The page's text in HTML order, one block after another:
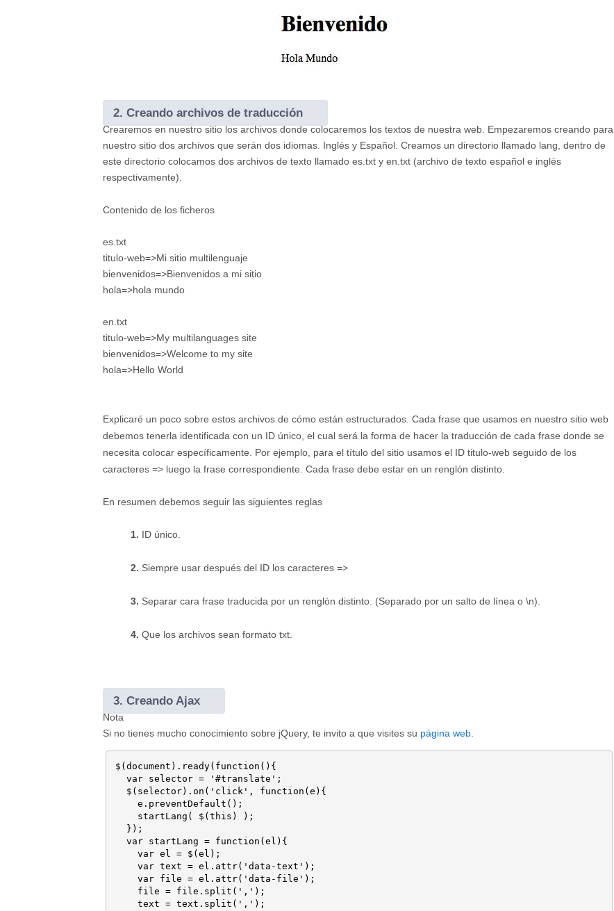
2. Creando archivos de traducción
Crearemos en nuestro sitio los archivos donde colocaremos los textos de nuestra web. Empezaremos creando para
nuestro sitio dos archivos que serán dos idiomas. Inglés y Español. Creamos un directorio llamado lang, dentro de
este directorio colocamos dos archivos de texto llamado es.txt y en.txt (archivo de texto español e inglés
respectivamente).
Contenido de los ficheros
es.txt
titulo-web=>Mi sitio multilenguaje
bienvenidos=>Bienvenidos a mi sitio
hola=>hola mundo
en.txt
titulo-web=>My multilanguages site
bienvenidos=>Welcome to my site
hola=>Hello World
Explicaré un poco sobre estos archivos de cómo están estructurados. Cada frase que usamos en nuestro sitio web
debemos tenerla identificada con un ID único, el cual será la forma de hacer la traducción de cada frase donde se
necesita colocar específicamente. Por ejemplo, para el título del sitio usamos el ID titulo-web seguido de los
caracteres => luego la frase correspondiente. Cada frase debe estar en un renglón distinto.
En resumen debemos seguir las siguientes reglas
1. ID único.
2. Siempre usar después del ID los caracteres =>
3. Separar cara frase traducida por un renglón distinto. (Separado por un salto de línea o \n).
4. Que los archivos sean formato txt.
3. Creando Ajax
Nota
Si no tienes mucho conocimiento sobre jQuery, te invito a que visites su página web.
$(document).ready(function(){
  var selector = '#translate';
  $(selector).on('click', function(e){
    e.preventDefault();
    startLang( $(this) );
  });
  var startLang = function(el){
    var el = $(el);
    var text = el.attr('data-text');
    var file = el.attr('data-file');
    file = file.split(',');
    text = text.split(',');